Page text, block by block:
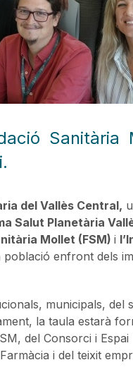
Sanitària
del Vallès Central,
Salut Planetària
Mollet (FSM) i
enfront dels
municipals, del
la taula estarà
del Consorci i
i del teixit